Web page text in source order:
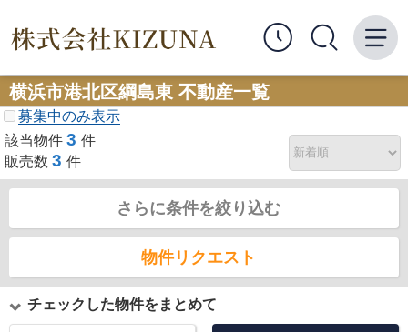
横浜市港北区綱島東 不動産一覧
募集中のみ表示
該当物件 3 件
販売数 3 件
さらに条件を絞り込む
物件リクエスト
チェックした物件をまとめて